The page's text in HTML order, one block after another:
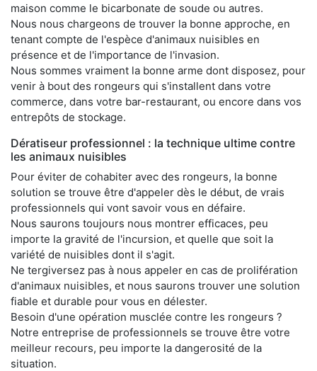
maison comme le bicarbonate de soude ou autres.
Nous nous chargeons de trouver la bonne approche, en
tenant compte de l'espèce d'animaux nuisibles en
présence et de l'importance de l'invasion.
Nous sommes vraiment la bonne arme dont disposez, pour
venir à bout des rongeurs qui s'installent dans votre
commerce, dans votre bar-restaurant, ou encore dans vos
entrepôts de stockage.
Dératiseur professionnel : la technique ultime contre
les animaux nuisibles
Pour éviter de cohabiter avec des rongeurs, la bonne
solution se trouve être d'appeler dès le début, de vrais
professionnels qui vont savoir vous en défaire.
Nous saurons toujours nous montrer efficaces, peu
importe la gravité de l'incursion, et quelle que soit la
variété de nuisibles dont il s'agit.
Ne tergiversez pas à nous appeler en cas de prolifération
d'animaux nuisibles, et nous saurons trouver une solution
fiable et durable pour vous en délester.
Besoin d'une opération musclée contre les rongeurs ?
Notre entreprise de professionnels se trouve être votre
meilleur recours, peu importe la dangerosité de la
situation.